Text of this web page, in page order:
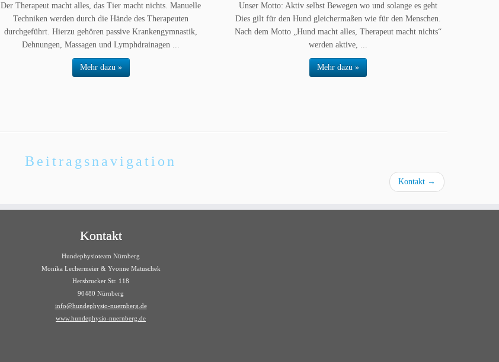
Der Therapeut macht alles, das Tier macht nichts. Manuelle
Techniken werden durch die Hände des Therapeuten
durchgeführt. Hierzu gehören passive Krankengymnastik,
Dehnungen, Massagen und Lymphdrainagen ...
Mehr dazu »
Unser Motto: Aktiv selbst Bewegen wo und solange es geht
Dies gilt für den Hund gleichermaßen wie für den Menschen.
Nach dem Motto „Hund macht alles, Therapeut macht nichts“
werden aktive, ...
Mehr dazu »
Beitragsnavigation
Kontakt →
Kontakt
Hundephysioteam Nürnberg
Monika Lechermeier & Yvonne Matuschek
Hersbrucker Str. 118
90480 Nürnberg
info@hundephysio-nuernberg.de
www.hundephysio-nuernberg.de